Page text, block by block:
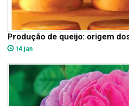
Produção de queijo: origem
14 jan